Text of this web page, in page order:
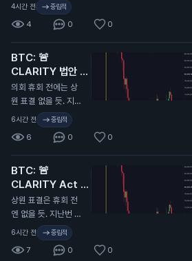
4시간 전 중립적
4 0 0
BTC: 🚨
CLARITY 법안 또
연기...
N
의회 휴회 전에는 상
원 표결 없을 듯. 지난
번에 CLARITY 법안
이 미뤄졌을 때 비트
코인 9.7만 달러에서
6.4만 달러로 떡락했
었음. 무슨 말인지 감
오지...
6시간 전 중립적
6 0 0
BTC: 🚨
CLARITY Act 또
연기…
N
상원 표결은 휴회 전
엔 없을 듯. 지난번 C
LARITY Act가 미뤄
졌을 때 비트코인이
9.7만 달러에서 6.4
6시간 전 중립적
7 0 0